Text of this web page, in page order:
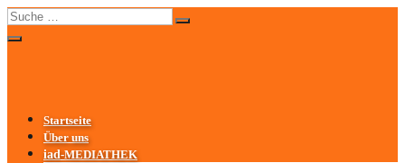
Startseite
Über uns
iad-MEDIATHEK